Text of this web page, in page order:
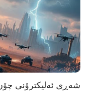
شەڕی ئەلیکترۆنی